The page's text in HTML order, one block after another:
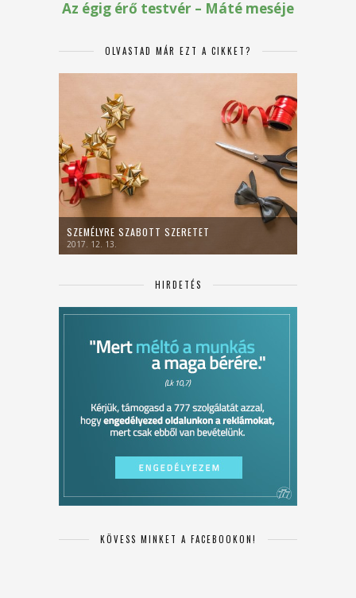
OLVASTAD MÁR EZT A CIKKET?
SZEMÉLYRE SZABOTT SZERETET
2017. 12. 13.
HIRDETÉS
KÖVESS MINKET A FACEBOOKON!